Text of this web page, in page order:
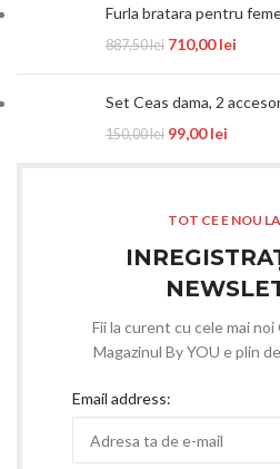
Furla bratara pentru
887,50lei 710,00lei
Set Ceas dama, 2
150,00lei 99,00lei
TOT CE E NOU
Fii la curent cu cele mai
Magazinul By YOU e plin
Email address: